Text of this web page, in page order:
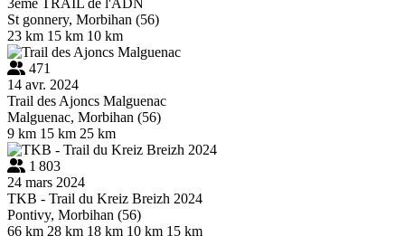
St gonnery, Morbihan (56)
23 km 15 km 10 km
471
14 avr. 2024
Trail des Ajoncs Malguenac
Malguenac, Morbihan (56)
9 km 15 km 25 km
1 803
24 mars 2024
TKB - Trail du Kreiz Breizh 2024
Pontivy, Morbihan (56)
66 km 28 km 18 km 10 km 15 km